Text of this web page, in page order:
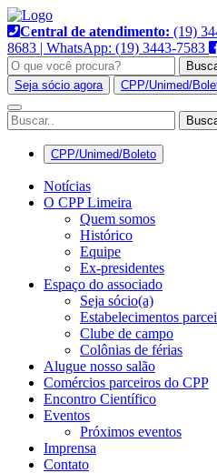
Pular
para
o
conteúdo
Central de atendimento: (19)
8683 | WhatsApp: (19) 3443-7583
Seja sócio agora
CPP/Unimed/
Alternar
navegação
CPP/Unimed/Boleto
Notícias
O CPP Limeira
Quem somos
Histórico
Equipe
Ex-presidentes
Espaço do associado
Seja sócio(a)
Estabelecimentos
Clube de campo
Colônias de férias
Alugue nosso salão
Comércios parceiros do CPP
Encontro Científico
Eventos
Próximos eventos
Imprensa
Contato